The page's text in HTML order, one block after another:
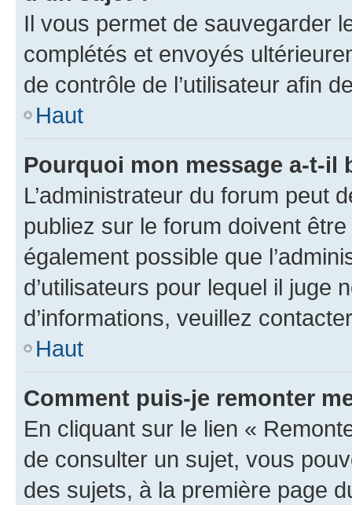
Il vous permet de sauvegarder
complétés et envoyés
de contrôle de l’utilisateur afin
Haut
Pourquoi mon message a-t-il
L’administrateur du forum peut
publiez sur le forum doivent
également possible que
d’utilisateurs pour lequel il juge
d’informations, veuillez
Haut
Comment puis-je remonter
En cliquant sur le lien «
de consulter un sujet, vous
des sujets, à la première page